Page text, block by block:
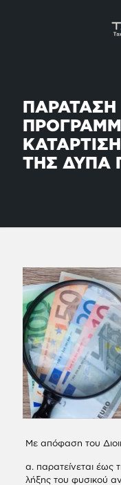
ΤΗΣ ΔΥΠΑ
Με απόφαση του
α. παρατείνεται έως
λήξης του φυσικού